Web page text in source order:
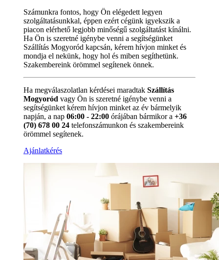
Számunkra fontos, hogy Ön elégedett legyen
szolgáltatásunkkal, éppen ezért cégünk igyekszik a
piacon elérhető legjobb minőségű szolgáltatást kínálni.
Ha Ön is szeretné igénybe venni a segítségünket
Szállítás Mogyoród kapcsán, kérem hívjon minket és
mondja el nekünk, hogy hol és miben segíthetünk.
Szakembereink örömmel segítenek önnek.
Ha megválaszolatlan kérdései maradtak Szállítás
Mogyoród vagy Ön is szeretné igénybe venni a
segítségünket kérem hívjon minket az év bármelyik
napján, a nap 06:00 - 22:00 órájában bármikor a +36
(70) 678 00 24 telefonszámunkon és szakembereink
örömmel segítenek.
Ajánlatkérés